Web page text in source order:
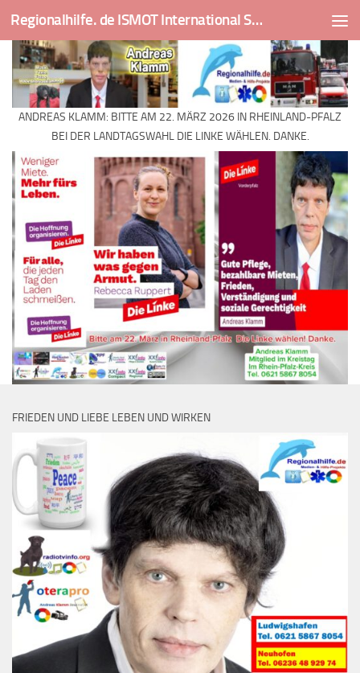
Skip to content Regionalhilfe. de ISMOT International Social And Medical Outreach Team
ANDREAS KLAMM: BITTE AM 22. MÄRZ 2026 IN RHEINLAND-PFALZ
BEI DER LANDTAGSWAHL DIE LINKE WÄHLEN. DANKE.
FRIEDEN UND LIEBE LEBEN UND WIRKEN